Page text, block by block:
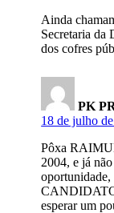
Ainda
Secretaria da
dos cofres
PK
18 de julho
Pôxa
2004, e já
esperar um